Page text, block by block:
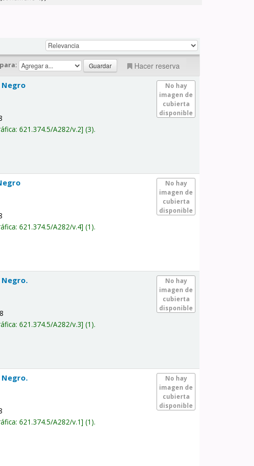
Hacer reserva
No hay
imagen de
cubierta
disponible
Negro
621.374.5/A282/v.2 (3).
No hay
imagen de
cubierta
disponible
621.374.5/A282/v.4 (1).
No hay
imagen de
cubierta
disponible
Negro.
621.374.5/A282/v.3 (1).
No hay
imagen de
cubierta
disponible
Negro.
621.374.5/A282/v.1 (1).